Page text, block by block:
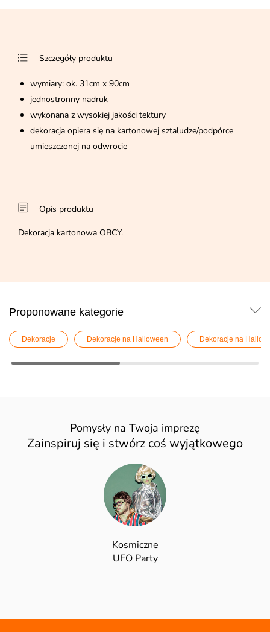
Szczegóły produktu
wymiary: ok. 31cm x 90cm
jednostronny nadruk
wykonana z wysokiej jakości tektury
dekoracja opiera się na kartonowej sztaludze/podpórce
umieszczonej na odwrocie
Opis produktu
Dekoracja kartonowa OBCY.
Proponowane kategorie
Dekoracje Dekoracje na Halloween Dekoracje na
Pomysły na Twoja imprezę
Zainspiruj się i stwórz coś wyjątkowego
Kosmiczne
UFO Party